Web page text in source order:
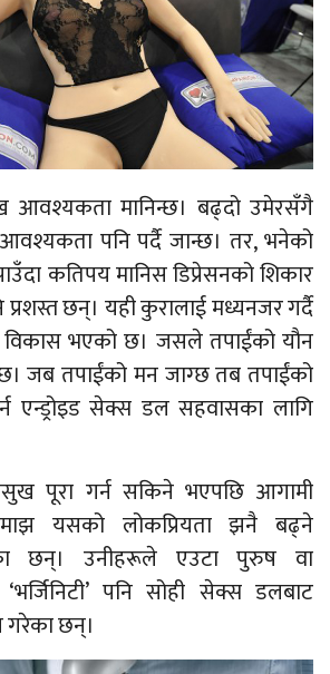
आवश्यकता मानिन्छ। बढ्दो उमेरसँगै
पनि पर्दै जान्छ। तर, भनेको
कतिपय मानिस डिप्रेसनको शिकार
छन्। यही कुरालाई मध्यनजर गर्दै
भएको छ। जसले तपाईंको यौन
जब तपाईंको मन जाग्छ तब तपाईंको
एन्ड्रोइड सेक्स डल सहवासका लागि
पूरा गर्न सकिने भएपछि आगामी
यसको लोकप्रियता झनै बढ्ने
छन्। उनीहरूले एउटा पुरुष वा
पनि सोही सेक्स डलबाट
छन्।